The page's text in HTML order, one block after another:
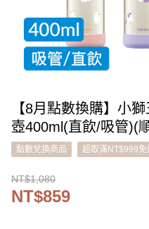
【8月點數換購】小
壺400ml(直飲/吸管)(
點數兌換商品 超取滿NT$999免
NT$1,080
NT$859